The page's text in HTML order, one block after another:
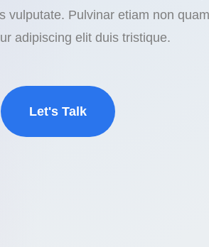
vulputate. Pulvinar etiam non
adipiscing elit duis tristique.
Let's Talk